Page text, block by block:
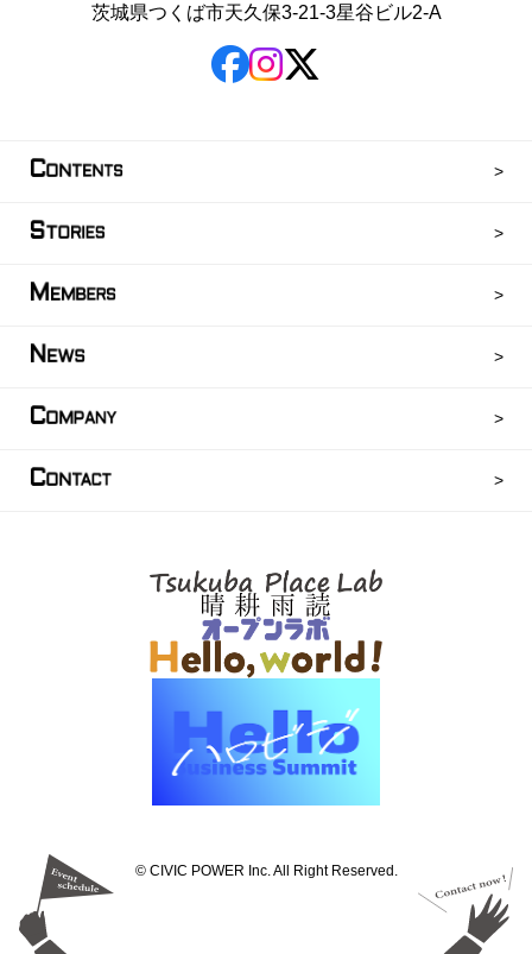
茨城県つくば市天久保3-21-3星谷ビル2-A
CONTENTS
STORIES
M EMBERS
N EWS
COMPANY
CONTACT
©︎ CIVIC POWER Inc. All Right Reserved.